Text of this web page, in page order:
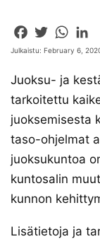
Facebook
Twitter
Julkaistu: February 6,
Juoksu- ja
tarkoitettu
juoksemisesta
taso-ohjelmat
juoksukuntoa
kuntosalin
kunnon
Lisätietoja ja